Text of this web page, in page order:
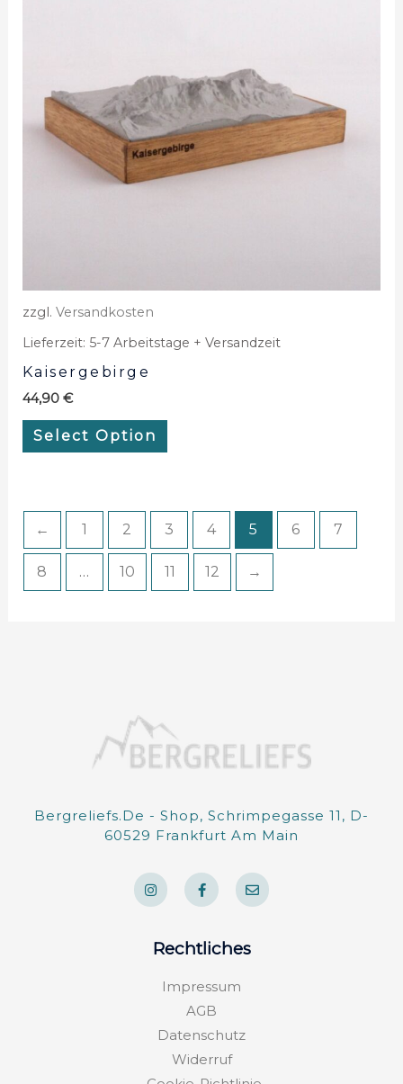
zzgl. Versandkosten
Lieferzeit: 5-7 Arbeitstage + Versandzeit
Kaisergebirge
44,90 €
Select Option
← 1 2 3 4 5 6 7
8 … 10 11 12 →
Bergreliefs.de - Shop, Schrimpegasse 11, D-
60529 Frankfurt Am Main
I
n
s
t
r
F
a
c
e
o
o
f
E
n
v
e
Rechtliches
Impressum
AGB
Datenschutz
Widerruf